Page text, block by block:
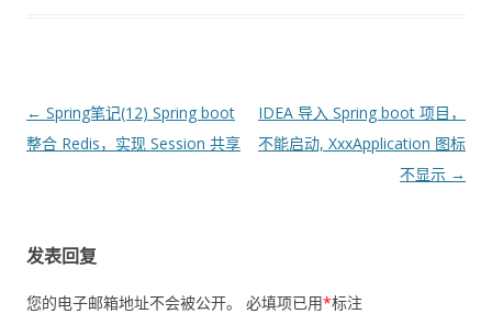
文
章
← Spring笔记(12) Spring boot
整合 Redis，实现 Session 共享
IDEA 导入 Spring boot 项目，
不能启动, XxxApplication 图标
不显示 →
发表回复
您的电子邮箱地址不会被公开。 必填项已用*标注